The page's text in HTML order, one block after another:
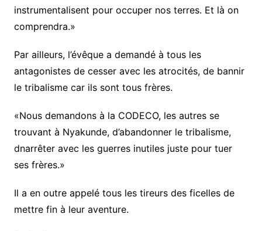
instrumentalisent pour occuper nos terres. Et là on
comprendra.»
Par ailleurs, l’évêque a demandé à tous les
antagonistes de cesser avec les atrocités, de bannir
le tribalisme car ils sont tous frères.
«Nous demandons à la CODECO, les autres se
trouvant à Nyakunde, d’abandonner le tribalisme,
dnarrêter avec les guerres inutiles juste pour tuer
ses frères.»
Il a en outre appelé tous les tireurs des ficelles de
mettre fin à leur aventure.